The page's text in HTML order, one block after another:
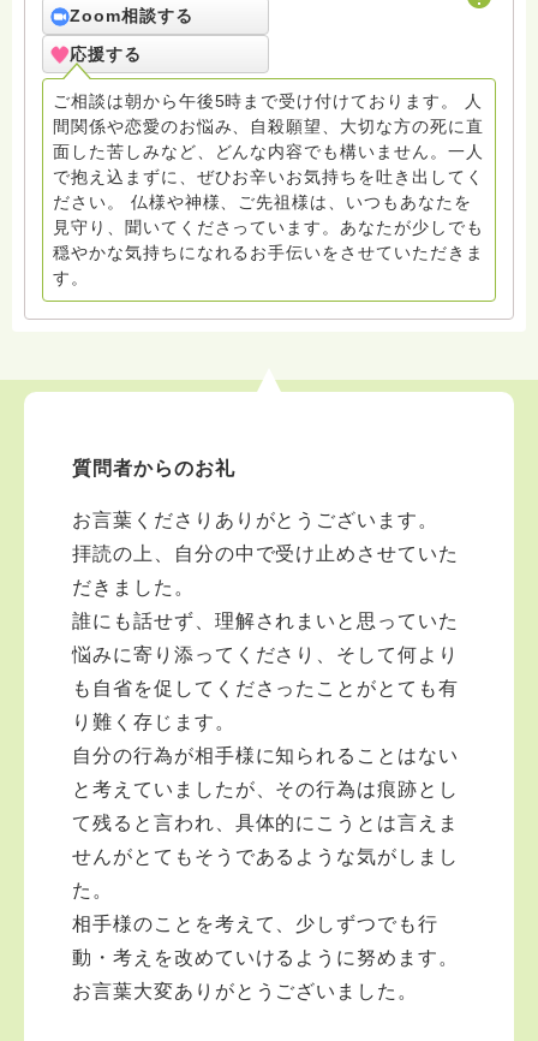
ろうかとは存じますが共に精進して参りましょうね。お
寺にもお気軽に遊びに来てください。
Zoom相談する
応援する
ご相談は朝から午後5時まで受け付けております。 人
間関係や恋愛のお悩み、自殺願望、大切な方の死に直
面した苦しみなど、どんな内容でも構いません。一人
で抱え込まずに、ぜひお辛いお気持ちを吐き出してく
ださい。 仏様や神様、ご先祖様は、いつもあなたを
見守り、聞いてくださっています。あなたが少しでも
穏やかな気持ちになれるお手伝いをさせていただきま
す。
質問者からのお礼
お言葉くださりありがとうございます。
拝読の上、自分の中で受け止めさせていた
だきました。
誰にも話せず、理解されまいと思っていた
悩みに寄り添ってくださり、そして何より
も自省を促してくださったことがとても有
り難く存じます。
自分の行為が相手様に知られることはない
と考えていましたが、その行為は痕跡とし
て残ると言われ、具体的にこうとは言えま
せんがとてもそうであるような気がしまし
た。
相手様のことを考えて、少しずつでも行
動・考えを改めていけるように努めます。
お言葉大変ありがとうございました。